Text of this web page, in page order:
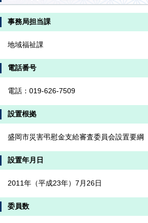
事務局担当課
地域福祉課
電話番号
電話：019-626-7509
設置根拠
盛岡市災害弔慰金支給審査委員会設置要綱
設置年月日
2011年（平成23年）7月26日
委員数